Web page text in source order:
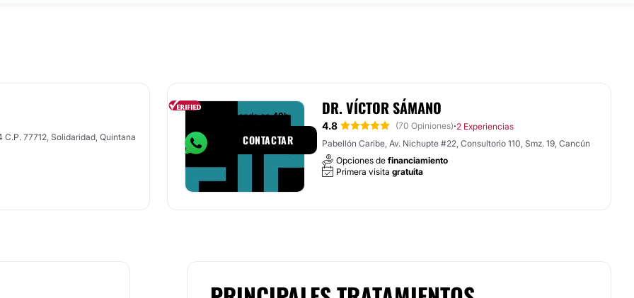
77712, Solidaridad, Quintana
DR. VÍCTOR SÁMANO
4.8 (70 Opiniones)·2 Experiencias
Pabellón Caribe, Av. Nichupte #22, Consultorio 110, Smz. 19, Cancún
Opciones de financiamiento
Primera visita gratuita
Responde en48h
CONTACTAR